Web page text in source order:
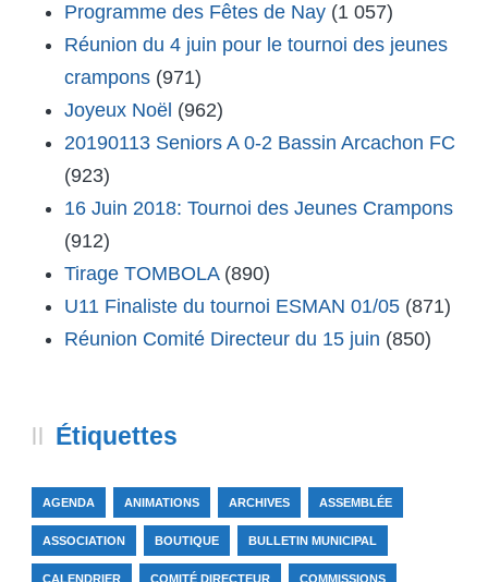
Programme des Fêtes de Nay (1 057)
Réunion du 4 juin pour le tournoi des jeunes
crampons (971)
Joyeux Noël (962)
20190113 Seniors A 0-2 Bassin Arcachon FC
(923)
16 Juin 2018: Tournoi des Jeunes Crampons
(912)
Tirage TOMBOLA (890)
U11 Finaliste du tournoi ESMAN 01/05 (871)
Réunion Comité Directeur du 15 juin (850)
Étiquettes
AGENDA ANIMATIONS ARCHIVES ASSEMBLÉE
ASSOCIATION BOUTIQUE BULLETIN MUNICIPAL
CALENDRIER COMITÉ DIRECTEUR COMMISSIONS